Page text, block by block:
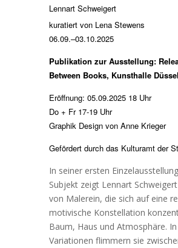
Lennart Schweigert
kuratiert von Lena Stewens
06.09.–03.10.2025
Publikation zur Ausstellung:
Between Books, Kunsthalle
Eröffnung: 05.09.2025 18 Uhr
Do + Fr 17-19 Uhr
Graphik Design von Anne Krieger
Gefördert durch das Kulturamt der
In seiner ersten
Subjekt zeigt Lennart
von Malerein, die sich auf eine
motivische Konstellation
Baum, Haus und Atmosphäre.
Variationen flimmern sie